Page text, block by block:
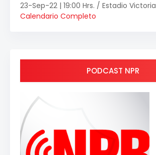
23-Sep-22 | 19:00 Hrs. / Estadio Victoria
Calendario Completo
PODCAST NPR